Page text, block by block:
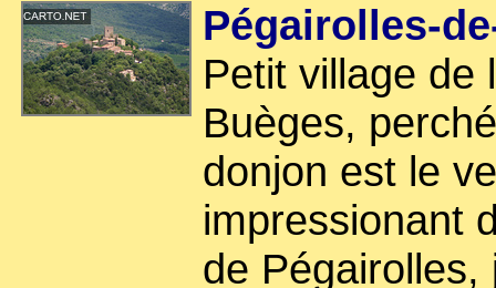
Pégairolles-
Petit village de
Buèges,
donjon est le
impressionant
de Pégairolles,